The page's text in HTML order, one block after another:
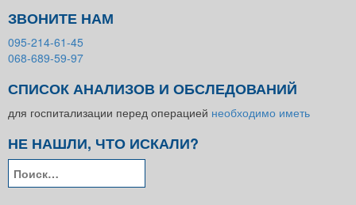
ЗВОНИТЕ НАМ
095-214-61-45
068-689-59-97
СПИСОК АНАЛИЗОВ И ОБСЛЕДОВАНИЙ
для госпитализации перед операцией необходимо иметь
НЕ НАШЛИ, ЧТО ИСКАЛИ?
Найти: